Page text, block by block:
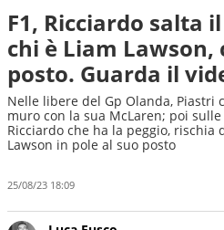
F1, Ricciardo salta
chi è Liam
posto. Guarda il
Nelle libere del Gp Olanda, Piastri
muro con la sua McLaren; poi
Ricciardo che ha la peggio, rischia
Lawson in pole al suo posto
25/08/23 18:09